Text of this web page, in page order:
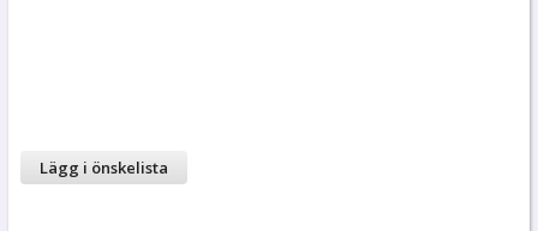
Lägg i önskelista